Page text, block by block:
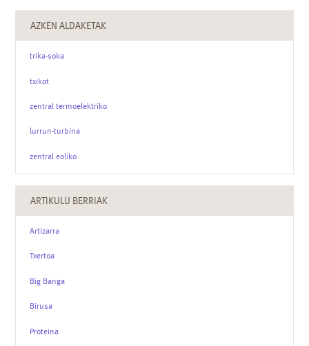
AZKEN ALDAKETAK
trika-soka
txikot
zentral termoelektriko
lurrun-turbina
zentral eoliko
ARTIKULU BERRIAK
Artizarra
Txertoa
Big Banga
Birusa
Proteina